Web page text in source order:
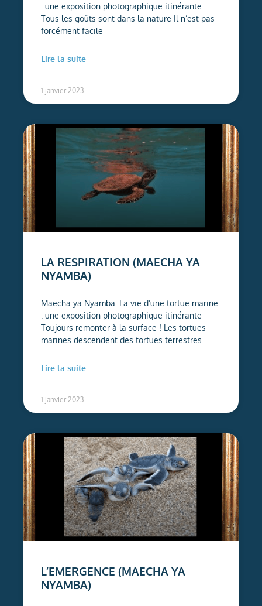
: une exposition photographique itinérante
Tous les goûts sont dans la nature Il n’est pas
forcément facile
Lire la suite
1 janvier 2023
LA RESPIRATION (MAECHA YA
NYAMBA)
Maecha ya Nyamba. La vie d’une tortue marine
: une exposition photographique itinérante
Toujours remonter à la surface ! Les tortues
marines descendent des tortues terrestres.
Lire la suite
1 janvier 2023
L’EMERGENCE (MAECHA YA
NYAMBA)